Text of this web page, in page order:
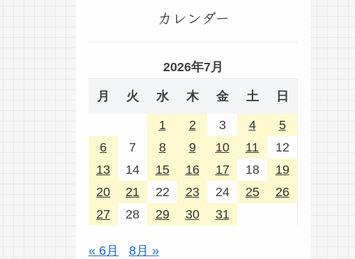
カレンダー
2026年7月
月 火 水 木 金 土 日
1 2 3 4
5
6
7 8 9 10 11
12
13
14 15 16 17 18
19
20
21 22 23 24 25
26
27
28 29 30 31
« 6月 8月 »